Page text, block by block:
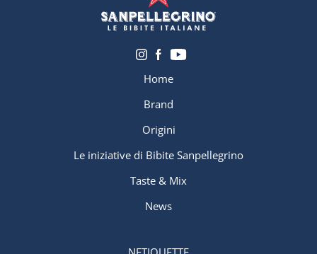
Home
Brand
Origini
Le iniziative di Bibite Sanpellegrino
Taste & Mix
News